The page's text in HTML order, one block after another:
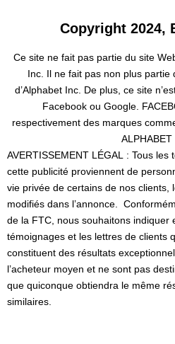
Copyright 2024,
Ce site ne fait pas partie du site
Inc. Il ne fait pas non plus partie
d’Alphabet Inc. De plus, ce site
Facebook ou Google.
respectivement des marques
ALPHABET
AVERTISSEMENT LÉGAL : Tous
cette publicité proviennent de
vie privée de certains de nos clients,
modifiés dans l’annonce.
de la FTC, nous souhaitons indiquer
témoignages et les lettres de clients
constituent des résultats
l’acheteur moyen et ne sont pas
que quiconque obtiendra le même
similaires.